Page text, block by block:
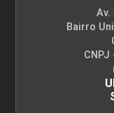
Av.
Bairro
CNPJ